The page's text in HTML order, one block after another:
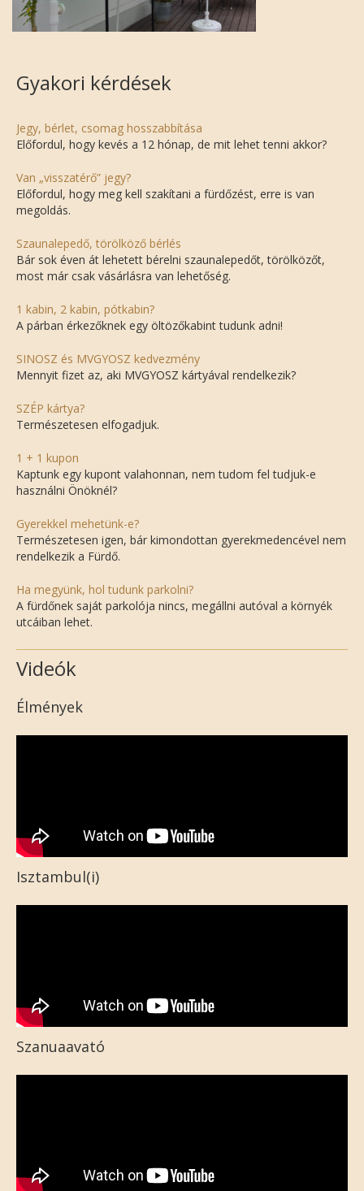
Gyakori kérdések
Jegy, bérlet, csomag hosszabbítása
Előfordul, hogy kevés a 12 hónap, de mit lehet tenni akkor?
Van „visszatérő” jegy?
Előfordul, hogy meg kell szakítani a fürdőzést, erre is van
megoldás.
Szaunalepedő, törölköző bérlés
Bár sok éven át lehetett bérelni szaunalepedőt, törölközőt,
most már csak vásárlásra van lehetőség.
1 kabin, 2 kabin, pótkabin?
A párban érkezőknek egy öltözőkabint tudunk adni!
SINOSZ és MVGYOSZ kedvezmény
Mennyit fizet az, aki MVGYOSZ kártyával rendelkezik?
SZÉP kártya?
Természetesen elfogadjuk.
1 + 1 kupon
Kaptunk egy kupont valahonnan, nem tudom fel tudjuk-e
használni Önöknél?
Gyerekkel mehetünk-e?
Természetesen igen, bár kimondottan gyerekmedencével nem
rendelkezik a Fürdő.
Ha megyünk, hol tudunk parkolni?
A fürdőnek saját parkolója nincs, megállni autóval a környék
utcáiban lehet.
Videók
Élmények
Isztambul(i)
Szanuaavató